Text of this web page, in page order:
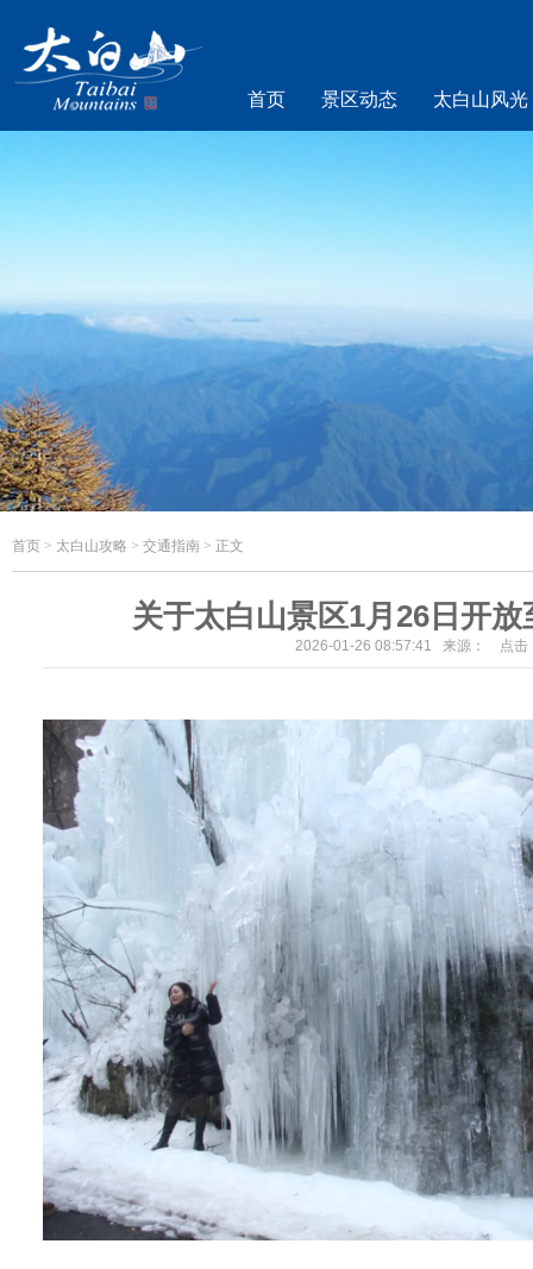
首页 景区动态 太白山风光
首页 > 太白山攻略 > 交通指南 > 正文
关于太白山景区1月26日开
2026-01-26 08:57:41 来源： 点击